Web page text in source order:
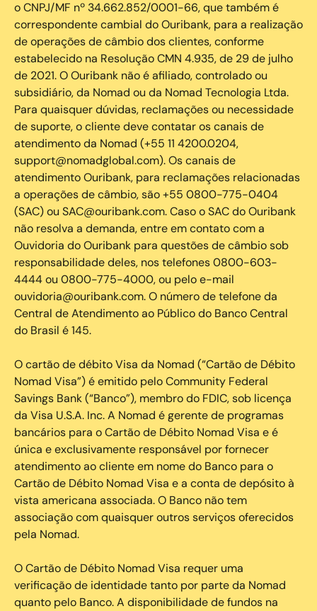
o CNPJ/MF nº 34.662.852/0001-66, que também é
correspondente cambial do Ouribank, para a realização
de operações de câmbio dos clientes, conforme
estabelecido na Resolução CMN 4.935, de 29 de julho
de 2021. O Ouribank não é afiliado, controlado ou
subsidiário, da Nomad ou da Nomad Tecnologia Ltda.
Para quaisquer dúvidas, reclamações ou necessidade
de suporte, o cliente deve contatar os canais de
atendimento da Nomad (+55 11 4200.0204,
support@nomadglobal.com). Os canais de
atendimento Ouribank, para reclamações relacionadas
a operações de câmbio, são +55 0800-775-0404
(SAC) ou SAC@ouribank.com. Caso o SAC do Ouribank
não resolva a demanda, entre em contato com a
Ouvidoria do Ouribank para questões de câmbio sob
responsabilidade deles, nos telefones 0800-603-
4444 ou 0800-775-4000, ou pelo e-mail
ouvidoria@ouribank.com. O número de telefone da
Central de Atendimento ao Público do Banco Central
do Brasil é 145.
O cartão de débito Visa da Nomad (“Cartão de Débito
Nomad Visa”) é emitido pelo Community Federal
Savings Bank (“Banco”), membro do FDIC, sob licença
da Visa U.S.A. Inc. A Nomad é gerente de programas
bancários para o Cartão de Débito Nomad Visa e é
única e exclusivamente responsável por fornecer
atendimento ao cliente em nome do Banco para o
Cartão de Débito Nomad Visa e a conta de depósito à
vista americana associada. O Banco não tem
associação com quaisquer outros serviços oferecidos
pela Nomad.
O Cartão de Débito Nomad Visa requer uma
verificação de identidade tanto por parte da Nomad
quanto pelo Banco. A disponibilidade de fundos na